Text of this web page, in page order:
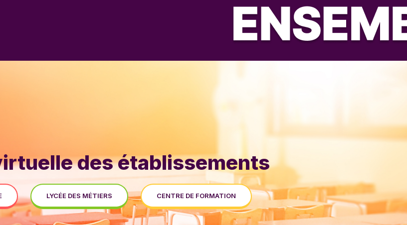
des établissements
LYCÉE DES MÉTIERS CENTRE DE FORMATION